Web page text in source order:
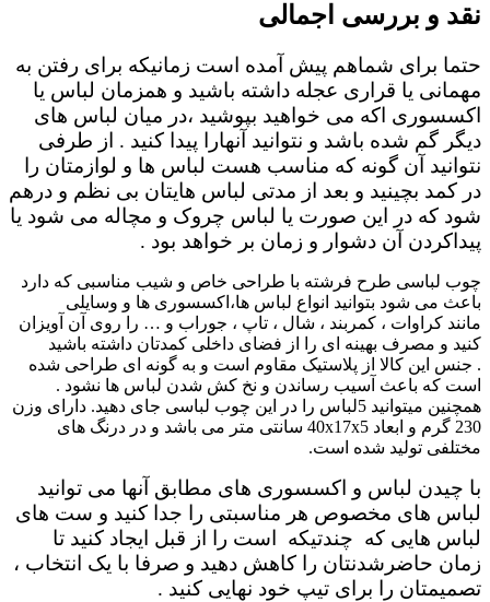
نقد و بررسی اجمالی
حتما برای شماهم پیش آمده است زمانیکه برای رفتن به
مهمانی یا قراری عجله داشته باشید و همزمان لباس یا
اکسسوری اکه می خواهید بپوشید ،در میان لباس های
دیگر گم شده باشد و نتوانید آنهارا پیدا کنید . از طرفی
نتوانید آن گونه که مناسب هست لباس ها و لوازمتان را
در کمد بچینید و بعد از مدتی لباس هایتان بی نظم و درهم
شود که در این صورت یا لباس چروک و مچاله می شود یا
پیداکردن آن دشوار و زمان بر خواهد بود .
چوب لباسی طرح فرشته با طراحی خاص و شیب مناسبی که دارد
باعث می شود بتوانید انواع لباس ها،اکسسوری ها و وسایلی
مانند کراوات ، کمربند ، شال ، تاپ ، جوراب و … را روی آن آویزان
کنید و مصرف بهینه ای را از فضای داخلی کمدتان داشته باشید
. جنس این کالا از پلاستیک مقاوم است و به گونه ای طراحی شده
است که باعث آسیب رساندن و نخ کش شدن لباس ها نشود .
همچنین میتوانید 5لباس را در این چوب لباسی جای دهید. دارای وزن
230 گرم و ابعاد 40x17x5 سانتی متر می باشد و در درنگ های
مختلفی تولید شده است.
با چیدن لباس و اکسسوری های مطابق آنها می توانید
لباس های مخصوص هر مناسبتی را جدا کنید و ست های
لباس هایی که چندتیکه است را از قبل ایجاد کنید تا
زمان حاضرشدنتان را کاهش دهید و صرفا با یک انتخاب ،
تصمیمتان را برای تیپ خود نهایی کنید .